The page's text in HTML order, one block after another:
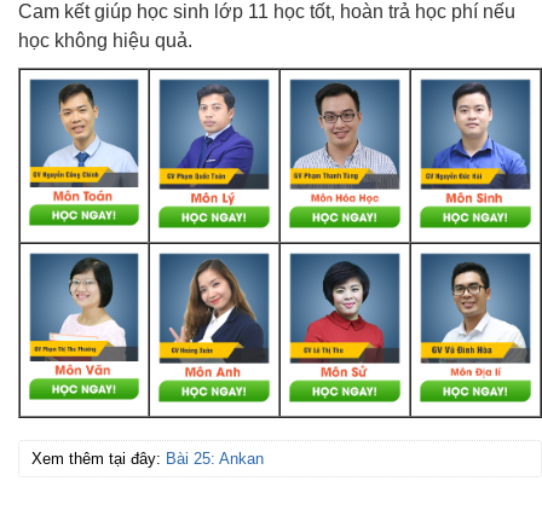
Cam kết giúp học sinh lớp 11 học tốt, hoàn trả học phí nếu
học không hiệu quả.
Xem thêm tại đây: Bài 25: Ankan